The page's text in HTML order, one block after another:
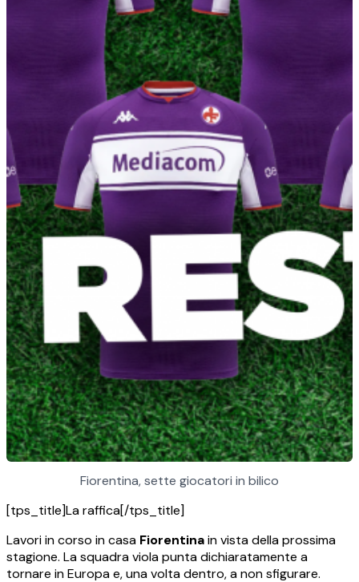
Fiorentina, sette giocatori in bilico
[tps_title]La raffica[/tps_title]
Lavori in corso in casa Fiorentinain vista della prossima
stagione. La squadra viola punta dichiaratamente a
tornare in Europa e, una volta dentro, a non sfigurare.